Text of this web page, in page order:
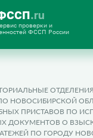
.ru
проверки и
ФССП России
НОВОСИБИРСКОЙ
ПРИСТАВОВ ПО
ДОКУМЕНТОВ О
ПО ГОРОДУ